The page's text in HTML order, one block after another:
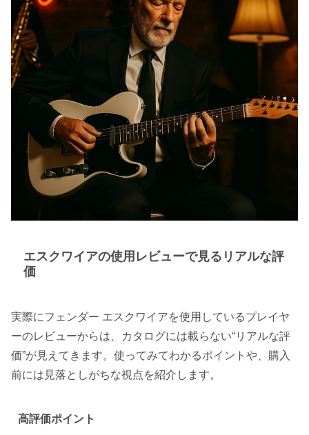
エスクワイアの使用レビューで見るリアルな評
価
実際にフェンダー エスクワイアを使用しているプレイヤ
ーのレビューからは、カタログには載らない“リアルな評
価”が見えてきます。使ってみてわかるポイントや、購入
前には見落としがちな視点を紹介します。
高評価ポイント